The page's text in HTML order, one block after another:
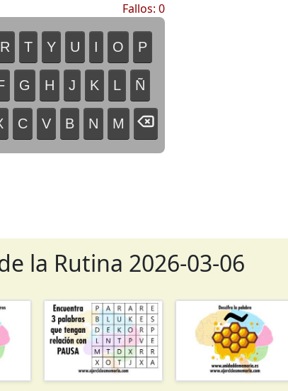
Fallos: 0
R T Y U I O P
G H J K L Ñ
C V B N M
la Rutina 2026-03-06